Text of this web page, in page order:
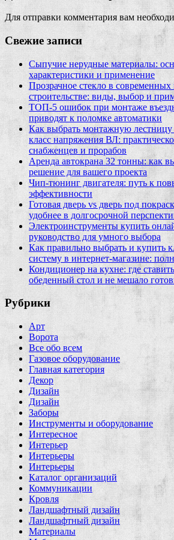
Для отправки комментария вам
Свежие записи
Сыпучие нерудные материалы:
характеристики и применение
Прозрачное стекло в современных
строительстве: виды, выбор и
ТОП-5 ошибок при монтаже
приводят к поломке автоматики
Как выбрать монтажную
класс напряжения ВЛ:
снабженцев и прорабов
Аренда автокрана 32 тонны: как
решение для вашего проекта
Чип‑тюнинг двигателя: путь к
эффективности
Готовая дверь vs дверь под
удобнее в долгосрочной
Электроинструменты купить
руководство для умного выбора
Как правильно выбрать и купить
систему в интернет‑магазине:
Кондиционер на кухне: где
обеденный стол и не мешало
Рубрики
Арт
Ворота
Все обо всем
Газовое оборудование
Главная категория
Декор
Дизайн
Дизайн
Заборы
Инструменты и оборудование
Интересное
Интерьер
Интерьеры
Интерьеры
Каталог организаций
Коммуникации
Кровля
Ландшафтный дизайн
Ландшафтный дизайн
Материалы